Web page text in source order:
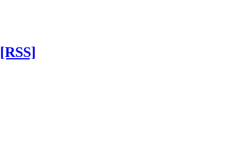
[RSS]